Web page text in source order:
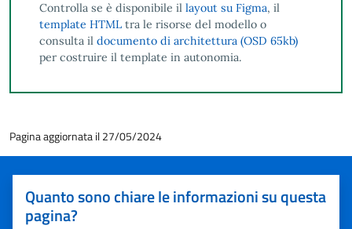
Controlla se è disponibile il layout su Figma, il
template HTMLtra le risorse del modello o
consulta il documento di architettura (OSD 65kb)
per costruire il template in autonomia.
Pagina aggiornata il 27/05/2024
Quanto sono chiare le informazioni su questa
pagina?